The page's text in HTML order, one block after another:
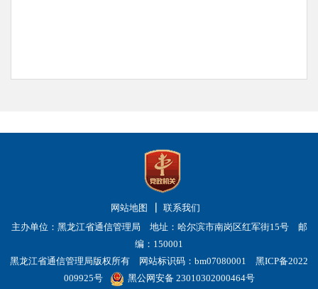
网站地图
联系我们
主办单位：黑龙江省通信管理局 地址：哈尔滨市南岗区红军街15号 邮
编：150001
黑龙江省通信管理局版权所有 网站标识码：bm07080001 黑ICP备2022
009925号
黑公网安备 23010302000464号